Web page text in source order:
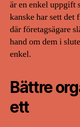
är en enkel uppgift
kanske har sett det
där företagsägare
hand om dem i
enkel.
Bättre
ett